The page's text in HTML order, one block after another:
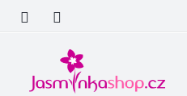
obsah